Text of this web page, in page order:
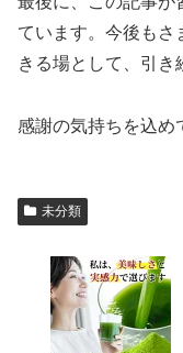
ています。今後もさ
きる場として、引き
感謝の気持ちを込め
未分類